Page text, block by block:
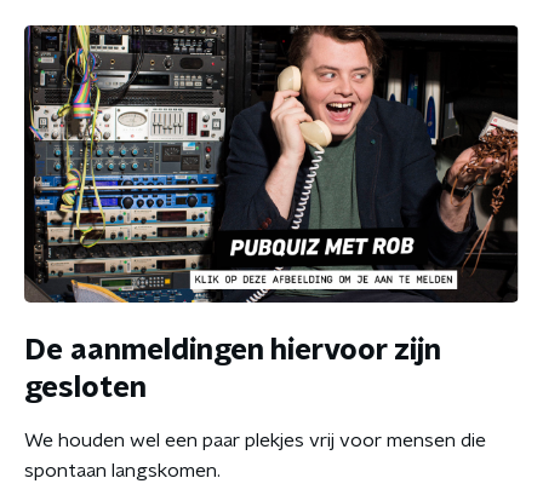
De aanmeldingen hiervoor zijn
gesloten
We houden wel een paar plekjes vrij voor mensen die
spontaan langskomen.